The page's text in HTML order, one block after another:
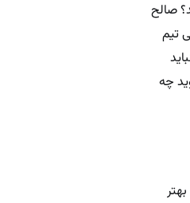
صالح
تیم
چه